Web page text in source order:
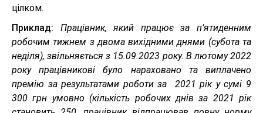
цілком.
Приклад:
Працівник, який працює за п’ятиденним
робочим тижнем з двома вихідними днями (субота та
неділя), звільняється з 15.09.2023 року. В лютому 2022
року працівникові було нараховано та виплачено
премію за результатами роботи за 2021 рік у сумі 9
300 грн умовно (кількість робочих днів за 2021 рік